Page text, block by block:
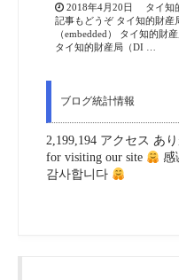
2018年4月20日 タイ知
記事もどうぞ タイ知的財産
（embedded） タイ知的財
タイ知的財産局（DI …
ブログ統計情報
2,199,194 アクセス あ
for visiting our site
感
감사합니다